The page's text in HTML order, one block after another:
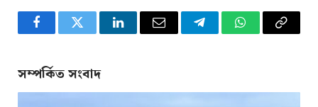
FacebookTwitter LinkedInEmail TelegramWhatsApp
Copy
সম্পর্কিত সংবাদ